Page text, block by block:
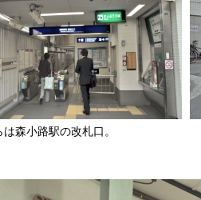
は森小路駅の改札口。